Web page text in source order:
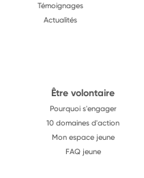
Témoignages
Actualités
Être volontaire
Pourquoi s'engager
10 domaines d'action
Mon espace jeune
FAQ jeune